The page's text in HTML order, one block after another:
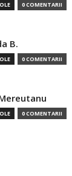
0 COMENTARII
B.
0 COMENTARII
0 COMENTARII